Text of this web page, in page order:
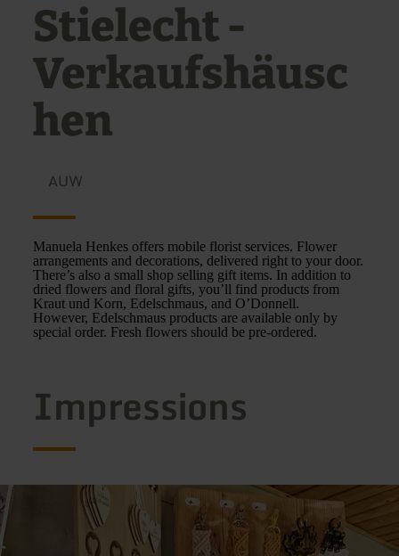
Stielecht -
Verkaufshäusc
hen
AUW
Manuela Henkes offers mobile florist services. Flower
arrangements and decorations, delivered right to your door.
There’s also a small shop selling gift items. In addition to
dried flowers and floral gifts, you’ll find products from
Kraut und Korn, Edelschmaus, and O’Donnell.
However, Edelschmaus products are available only by
special order. Fresh flowers should be pre-ordered.
Impressions